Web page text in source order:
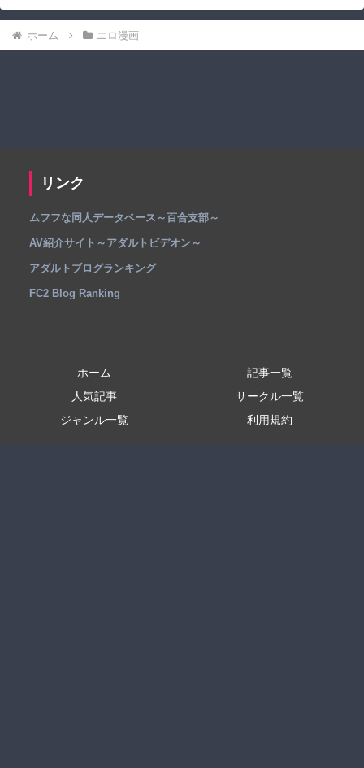
ホーム エロ漫画
リンク
ムフフな同人データベース～百合支部～
AV紹介サイト～アダルトビデオン～
アダルトブログランキング
FC2 Blog Ranking
ホーム
記事一覧
人気記事
サークル一覧
ジャンル一覧
利用規約